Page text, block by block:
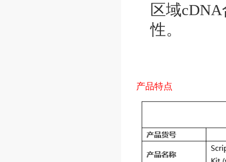
区域cDNA
性。
产品特点